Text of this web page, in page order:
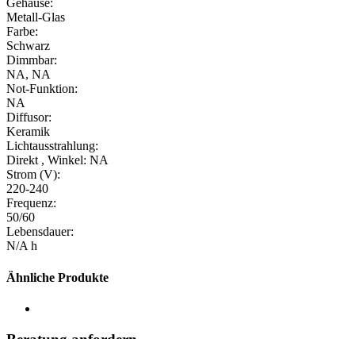
Gehäuse:
Metall-Glas
Farbe:
Schwarz
Dimmbar:
NA, NA
Not-Funktion:
NA
Diffusor:
Keramik
Lichtausstrahlung:
Direkt , Winkel: NA
Strom (V):
220-240
Frequenz:
50/60
Lebensdauer:
N/A h
Ähnliche Produkte